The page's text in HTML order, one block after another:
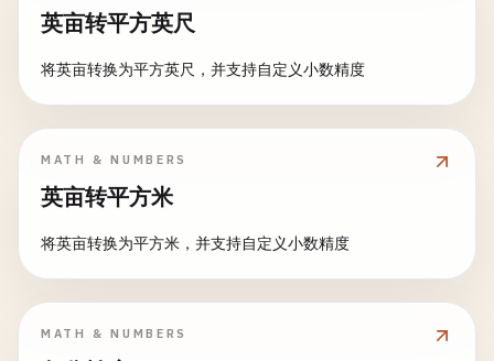
英亩转平方英尺
将英亩转换为平方英尺，并支持自定义小数精度
MATH & NUMBERS
英亩转平方米
将英亩转换为平方米，并支持自定义小数精度
MATH & NUMBERS